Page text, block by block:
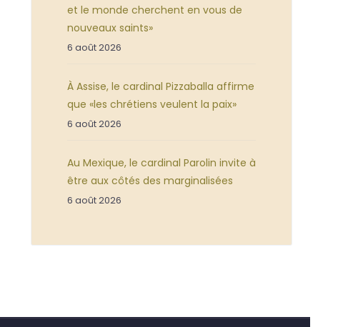
et le monde cherchent en vous de
nouveaux saints»
6 août 2026
À Assise, le cardinal Pizzaballa affirme
que «les chrétiens veulent la paix»
6 août 2026
Au Mexique, le cardinal Parolin invite à
être aux côtés des marginalisées
6 août 2026